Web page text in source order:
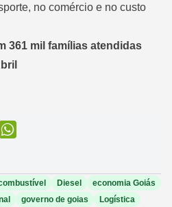
no comércio e no custo
361 mil famílias atendidas
Diesel
economia Goiás
governo de goias Logística